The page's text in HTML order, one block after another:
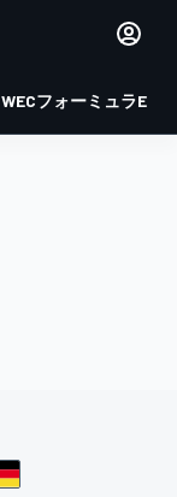
WECフォーミュラE